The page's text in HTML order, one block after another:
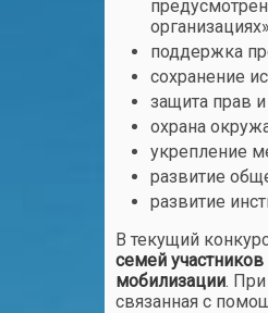
поддержка
сохранение
защита прав
охрана
укрепление
развитие
развитие
В текущий
семей
мобилизации. При
связанная с